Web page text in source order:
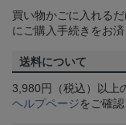
買い物かごに入れる
にご購入手続きをお済
送料について
3,980円（税込）以上
ヘルプページをご確認